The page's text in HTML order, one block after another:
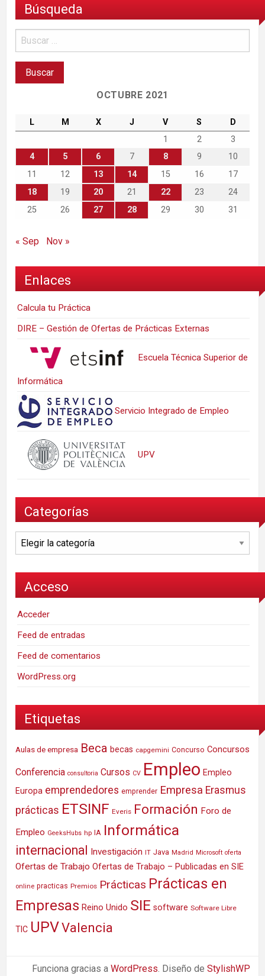
Búsqueda
OCTUBRE 2021
L M X J V S
D
1
2
3
4
5 6 7 8 9
10
11
12 13 14 15 16
17
18
19 20 21 22 23
24
25
26 27 28 29 30 31
« Sep Nov »
Enlaces
Calcula tu Práctica
DIRE – Gestión de Ofertas de Prácticas Externas
Escuela Técnica Superior de
Informática
Servicio Integrado de Empleo
UPV
Categorías
Categorías
Acceso
Acceder
Feed de entradas
Feed de comentarios
WordPress.org
Etiquetas
Aulas de empresa Beca becas capgemini Concurso Concursos
Conferencia consultoria Cursos CV Empleo Empleo
Europa emprendedores emprender Empresa Erasmus
prácticas ETSINF Everis Formación Foro de
Empleo GeeksHubs hp IA Informática
internacional Investigación IT Java Madrid Microsoft oferta
Ofertas de Trabajo Ofertas de Trabajo – Publicadas en SIE
online practicas Premios Prácticas Prácticas en
Empresas Reino Unido SIE software Software Libre
TIC UPVValencia
Funciona gracias a WordPress. Diseño de StylishWP